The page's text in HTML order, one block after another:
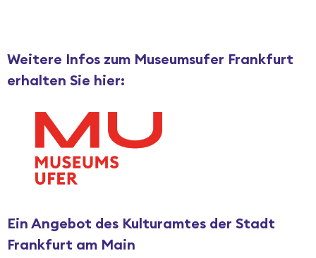
Weitere Infos zum Museumsufer Frankfurt
erhalten Sie hier:
Ein Angebot des Kulturamtes der Stadt
Frankfurt am Main